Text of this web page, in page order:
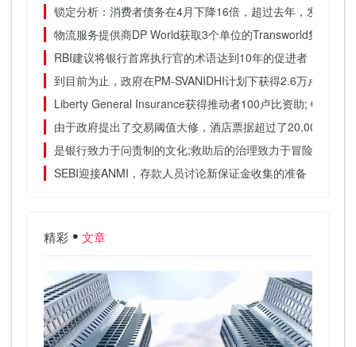
锁定分析：消费者债务在4月下降16倍，超过去年，发现SBI
物流服务提供商DP World获取3个单位的Transworld集团
RBI建议将银行首席执行官的术语达到10年的促进者，15年
到目前为止，政府在PM-SVANIDHI计划下获得2.6万卢比申请
Liberty General Insurance获得推动者100卢比资助; Quells
由于政府提出了交易阈值大修，酒店票据超过了20,000卢比
是银行致力于问责制的文化;救助后的治理致力于冒险：新首
SEBI迎接ANMI，存款人员讨论新保证金收集的准备
精彩 文章